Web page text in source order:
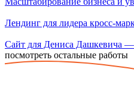
Лендинг для лидера кросс-
Сайт для Дениса Дашкевича —
посмотреть остальные работы